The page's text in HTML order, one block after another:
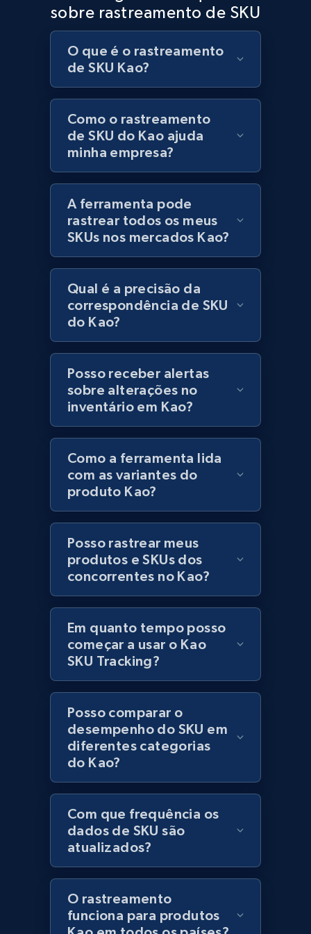
Currency, Discount, Initial price, and more.
1.1K+ 149+ Comece agora
Best Buy products - Collect data on
products using specified keywords
URL, Product id, Title, Images, Final price,
Currency, Discount, Initial price, and more.
1.1K+ 149+ Comece agora
URL, Title, Rating, Reviews, Initial price, Final
price, Currency, Stock, and more.
991+ 165+ Comece agora
Lazada - Products - Discover products by
keyword
URL, Title, Rating, Reviews, Initial price, Final
price, Currency, Stock, and more.
991+ 165+ Comece agora
Lazada - Products - Discover products by
category URL or brand URL
URL, Title, Rating, Reviews, Initial price, Final
price, Currency, Stock, and more.
Lazada - Products - Discover products by
seller URL
URL, Title, Rating, Reviews, Initial price, Final
price, Currency, Stock, and more.
991+ 165+ Comece agora
Lazada - Products - Discover products by
brand URL
sobre rastreamento de SKU
O que é o rastreamento
de SKU Kao?
Como o rastreamento
de SKU do Kao ajuda
minha empresa?
A ferramenta pode
rastrear todos os meus
SKUs nos mercados Kao?
Qual é a precisão da
correspondência de SKU
do Kao?
Posso receber alertas
sobre alterações no
inventário em Kao?
Como a ferramenta lida
com as variantes do
produto Kao?
Posso rastrear meus
produtos e SKUs dos
concorrentes no Kao?
Em quanto tempo posso
começar a usar o Kao
SKU Tracking?
Posso comparar o
desempenho do SKU em
diferentes categorias
do Kao?
Com que frequência os
dados de SKU são
atualizados?
O rastreamento
funciona para produtos